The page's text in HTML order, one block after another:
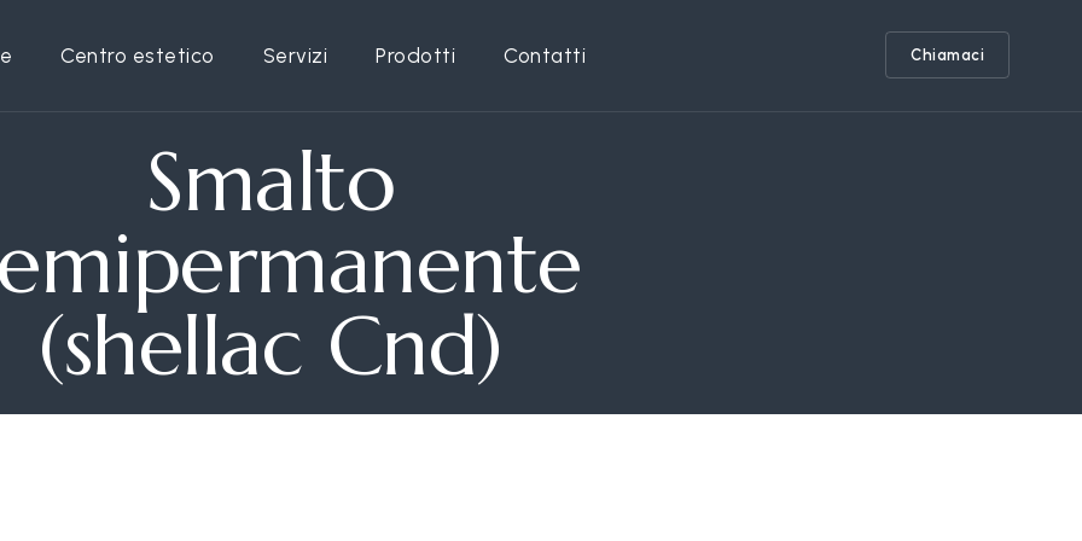
Centro estetico Servizi Prodotti Contatti Chiamaci
Smalto
(shellac Cnd)